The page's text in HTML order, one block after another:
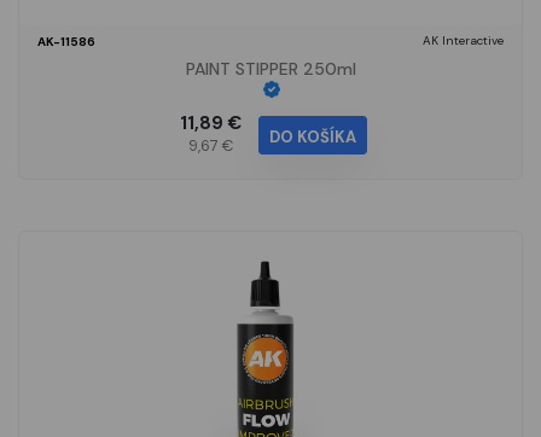
AK-11586 AK Interactive
PAINT STIPPER 250ml
11,89 €
9,67 € DO KOŠÍKA